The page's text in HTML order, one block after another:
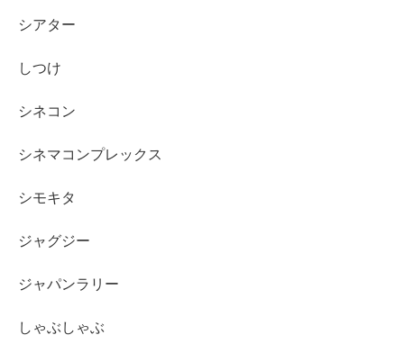
シアター
しつけ
シネコン
シネマコンプレックス
シモキタ
ジャグジー
ジャパンラリー
しゃぶしゃぶ